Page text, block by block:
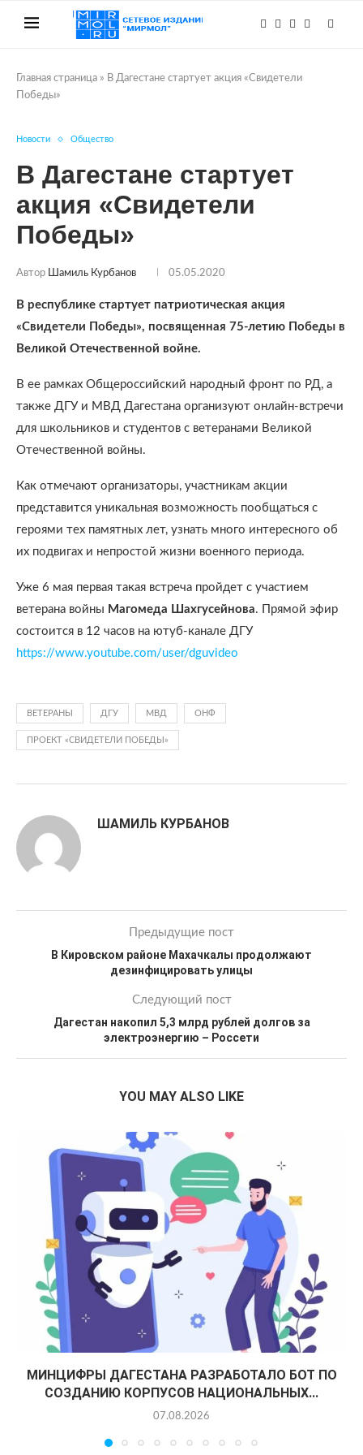
Главная страница » В Дагестане стартует акция «Свидетели
Победы»
Новости Общество
В Дагестане стартует
акция «Свидетели
Победы»
Автор Шамиль Курбанов 05.05.2020
В республике стартует патриотическая акция
«Свидетели Победы», посвященная 75-летию Победы в
Великой Отечественной войне.
В ее рамках Общероссийский народный фронт по РД, а
также ДГУ и МВД Дагестана организуют онлайн-встречи
для школьников и студентов с ветеранами Великой
Отечественной войны.
Как отмечают организаторы, участникам акции
представится уникальная возможность пообщаться с
героями тех памятных лет, узнать много интересного об
их подвигах и непростой жизни военного периода.
Уже 6 мая первая такая встреча пройдет с участием
ветерана войны Магомеда Шахгусейнова. Прямой эфир
состоится в 12 часов на ютуб-канале ДГУ
https://www.youtube.com/user/dguvideo
ВЕТЕРАНЫ ДГУ МВД ОНФ
ПРОЕКТ «СВИДЕТЕЛИ ПОБЕДЫ»
ШАМИЛЬ КУРБАНОВ
Предыдущие пост
В Кировском районе Махачкалы продолжают
дезинфицировать улицы
Следующий пост
Дагестан накопил 5,3 млрд рублей долгов за
электроэнергию – Россети
YOU MAY ALSO LIKE
МИНЦИФРЫ ДАГЕСТАНА РАЗРАБОТАЛО БОТ ПО
СОЗДАНИЮ КОРПУСОВ НАЦИОНАЛЬНЫХ...
07.08.2026